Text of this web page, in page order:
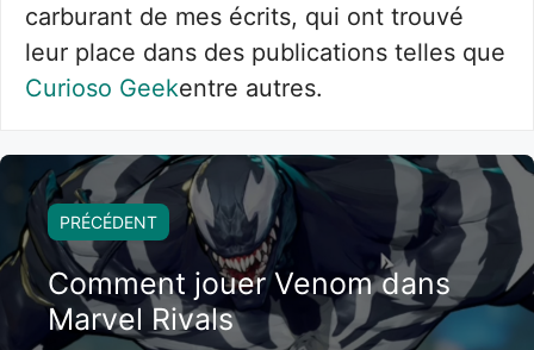
carburant de mes écrits, qui ont trouvé
leur place dans des publications telles que
Curioso Geekentre autres.
PRÉCÉDENT
Comment jouer Venom dans
Marvel Rivals